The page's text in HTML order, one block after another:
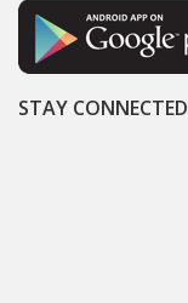
STAY CONNECTED